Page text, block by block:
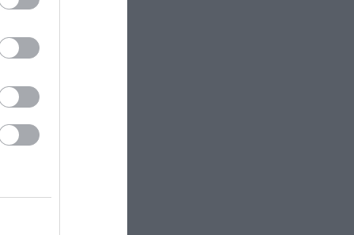
την
κάθε
of